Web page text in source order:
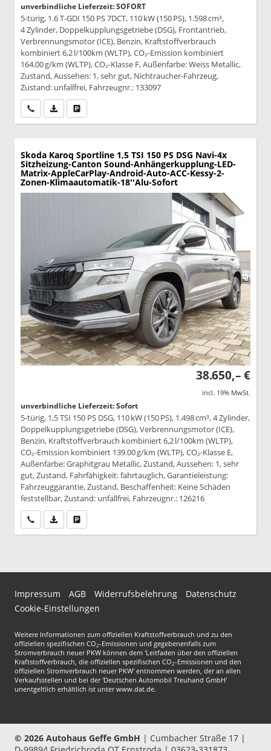
unverbindliche Lieferzeit: SOFORT
5-türig, 1.6 T-GDI 150 PS 7DCT, 110 kW (150 PS), 1.598 cm³,
4 Zylinder, Doppelkupplungsgetriebe (DSG), Frontantrieb,
Verbrennungsmotor (ICE), Benzin, Kraftstoffverbrauch
kombiniert 6,2 l/100km (WLTP), CO₂-Emission kombiniert
164.00 g/km (WLTP), CO₂-Klasse F, Außenfarbe: Weiss Metallic,
Zustand, Aussehen: 1, sehr gut, Nichtraucher-Fahrzeug,
Zustand: unfallfrei, Fahrzeugnr.: 133097
Wir rufen Sie anPDF-Datei, Fahrzeugexposé drucken
Skoda Karoq Sportline 1,5 TSI 150 PS DSG Navi-4x
Sitzheizung-Canton Sound-Anhängerkupplung-LED-
Matrix-AppleCarPlay-Android-Auto-ACC-Kessy-2-
Zonen-Klimaautomatik-18''Alu-Sofort
38.650,– €
incl. 19% MwSt.
unverbindliche Lieferzeit: Sofort
5-türig, 1,5 TSI 150 PS DSG, 110 kW (150 PS), 1.498 cm³, 4 Zylinder,
Doppelkupplungsgetriebe (DSG), Verbrennungsmotor (ICE),
Benzin, Kraftstoffverbrauch kombiniert 6,2 l/100km (WLTP),
CO₂-Emission kombiniert 139.00 g/km (WLTP), CO₂-Klasse E,
Außenfarbe: Graphitgrau Metallic, Zustand, Aussehen: 1, sehr
gut, Zustand, Fahrfähigkeit: fahrtauglich, Garantieleistung:
Fahrzeuggarantie, Zustand, Beschaffenheit: Keine Schäden
feststellbar, Zustand: unfallfrei, Fahrzeugnr.: 126216
Wir rufen Sie anPDF-Datei, Fahrzeugexposé drucken
Impressum AGB Widerrufsbelehrung
Datenschutz
Cookie-Einstellungen
Weitere Informationen zum offiziellen Kraftstoffverbrauch und zu den
offiziellen spezifischen CO2-Emissionen und gegebenenfalls zum
Stromverbrauch neuer PKW können dem 'Leitfaden über den offiziellen
Kraftstoffverbrauch, die offiziellen spezifischen CO2-Emissionen und den
offiziellen Stromverbrauch neuer PKW' entnommen werden, der an allen
Verkaufsstellen und bei der 'Deutschen Automobil Treuhand GmbH'
unentgeltlich erhältlich ist unter www.dat.de.
© 2026 Autohaus Geffe GmbH | Cumbacher Straße 17 |